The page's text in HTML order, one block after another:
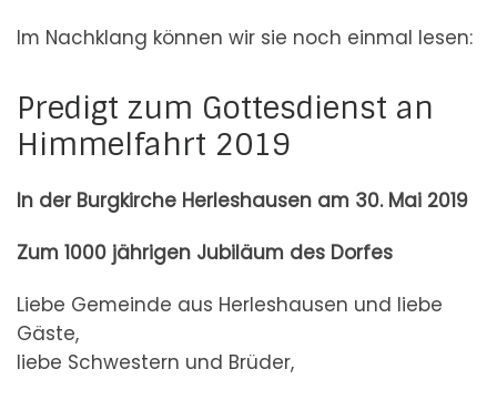
Im Nachklang können wir sie noch einmal lesen:
Predigt zum Gottesdienst an
Himmelfahrt 2019
In der Burgkirche Herleshausen am 30. Mai 2019
Zum 1000 jährigen Jubiläum des Dorfes
Liebe Gemeinde aus Herleshausen und liebe
Gäste,
liebe Schwestern und Brüder,